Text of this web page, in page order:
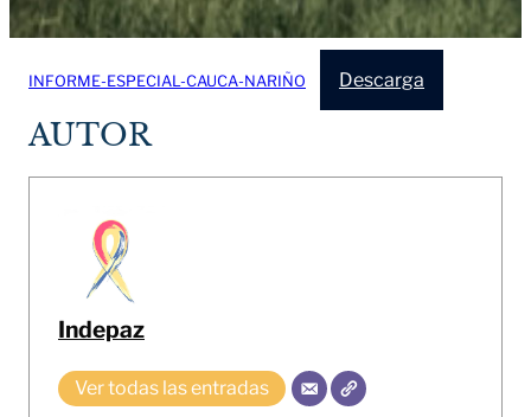
INFORME-ESPECIAL-CAUCA-NARIÑO Descarga
AUTOR
Indepaz
Ver todas las entradas